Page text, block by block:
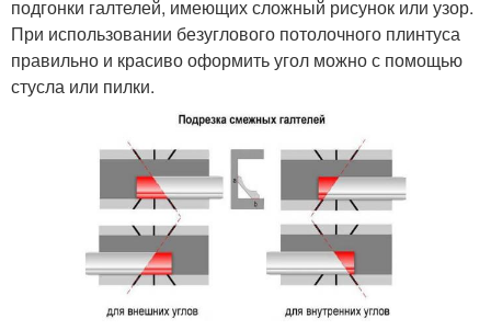
подгонки галтелей, имеющих сложный рисунок или узор.
При использовании безуглового потолочного плинтуса
правильно и красиво оформить угол можно с помощью
стусла или пилки.